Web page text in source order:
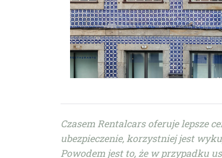
Czasem Rentalcars oferuje lepsze
ubezpieczenie, korzystniej jest
Powodem jest to, że w przypadku